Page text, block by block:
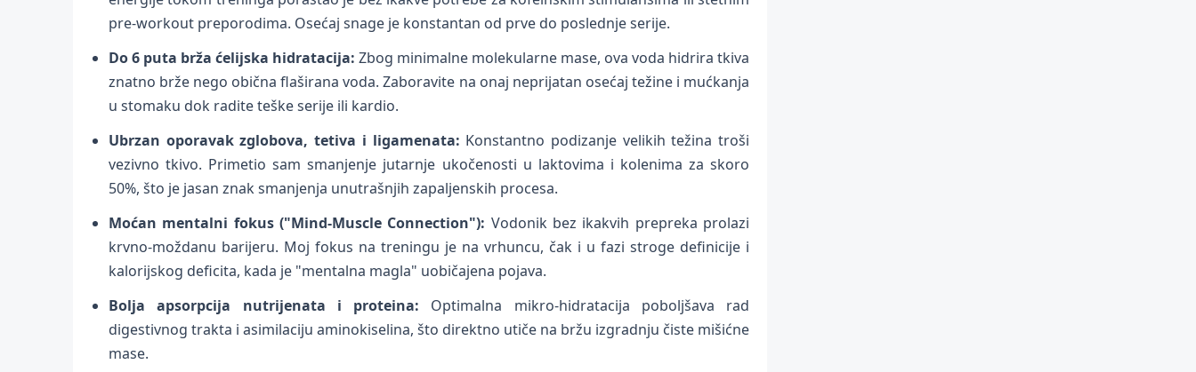
pre-workout preporodima. Osećaj snage je konstantan od prve do poslednje serije.
Do 6 puta brža ćelijska hidratacija: Zbog minimalne molekularne mase, ova voda hidrira tkiva
znatno brže nego obična flaširana voda. Zaboravite na onaj neprijatan osećaj težine i mućkanja
u stomaku dok radite teške serije ili kardio.
Ubrzan oporavak zglobova, tetiva i ligamenata: Konstantno podizanje velikih težina troši
vezivno tkivo. Primetio sam smanjenje jutarnje ukočenosti u laktovima i kolenima za skoro
50%, što je jasan znak smanjenja unutrašnjih zapaljenskih procesa.
Moćan mentalni fokus ("Mind-Muscle Connection"): Vodonik bez ikakvih prepreka prolazi
krvno-moždanu barijeru. Moj fokus na treningu je na vrhuncu, čak i u fazi stroge definicije i
kalorijskog deficita, kada je "mentalna magla" uobičajena pojava.
Bolja apsorpcija nutrijenata i proteina: Optimalna mikro-hidratacija poboljšava rad
digestivnog trakta i asimilaciju aminokiselina, što direktno utiče na bržu izgradnju čiste mišićne
mase.